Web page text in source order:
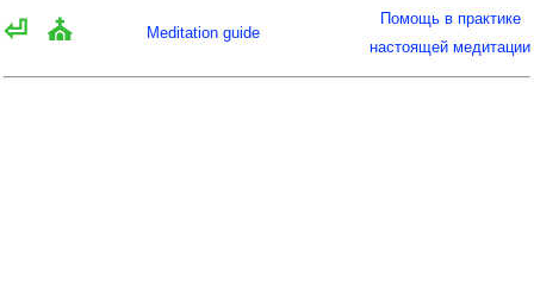
⏎ ⛪ Meditation guide
Помощь в практике
настоящей медитации